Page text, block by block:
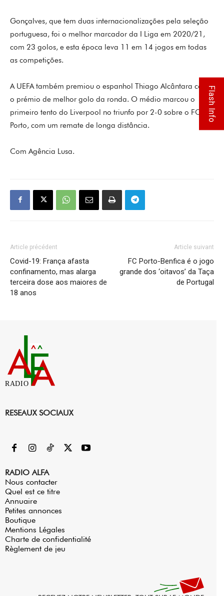
Gonçalves, que tem duas internacionalizações pela seleção
portuguesa, foi o melhor marcador da I Liga em 2020/21,
com 23 golos, e esta época leva 11 em 14 jogos em todas
as competições.
A UEFA também premiou o espanhol Thiago Alcântara com
o prémio de melhor golo da ronda. O médio marcou o
primeiro tento do Liverpool no triunfo por 2-0 sobre o FC
Porto, com um remate de longa distância.
Com Agência Lusa.
Article précédent
Covid-19: França afasta
confinamento, mas alarga
terceira dose aos maiores de
18 anos
Article suivant
FC Porto-Benfica é o jogo
grande dos ‘oitavos’ da Taça
de Portugal
RADIO
RESEAUX SOCIAUX
RADIO ALFA
Nous contacter
Quel est ce titre
Annuaire
Petites annonces
Boutique
Mentions Légales
Charte de confidentialité
Règlement de jeu
Flash Info